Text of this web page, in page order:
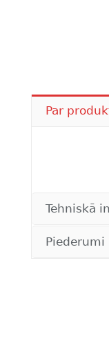
Par
Tehniskā
Piederumi